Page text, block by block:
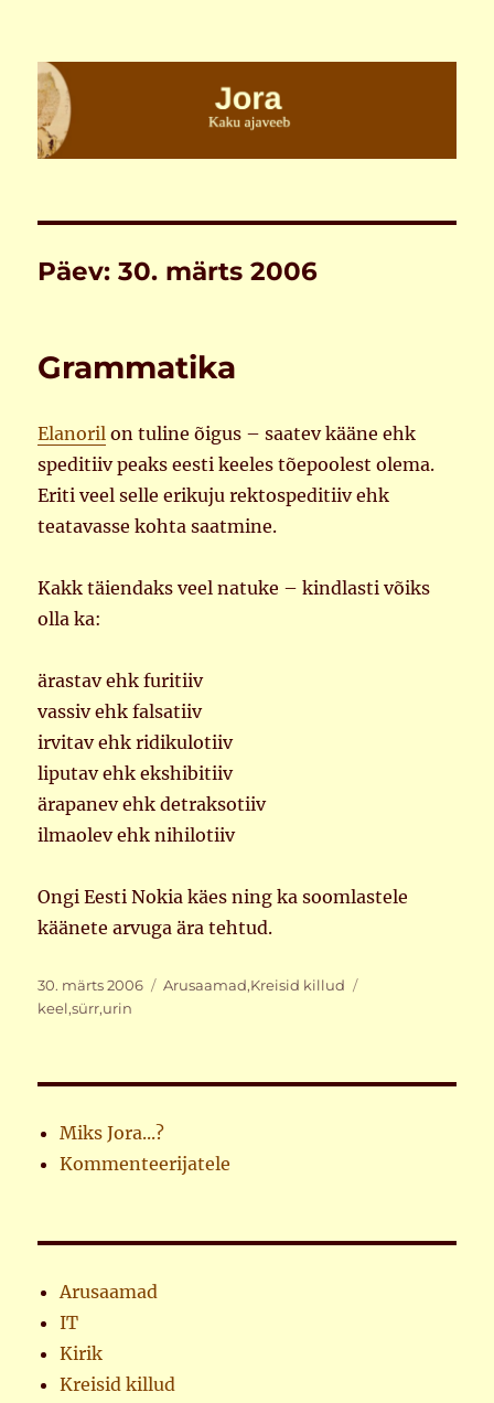
Jora
Päev:30. märts 2006
Grammatika
Elanoril on tuline õigus – saatev kääne ehk
speditiiv peaks eesti keeles tõepoolest olema.
Eriti veel selle erikuju rektospeditiiv ehk
teatavasse kohta saatmine.
Kakk täiendaks veel natuke – kindlasti võiks
olla ka:
ärastav ehk furitiiv
vassiv ehk falsatiiv
irvitav ehk ridikulotiiv
liputav ehk ekshibitiiv
ärapanev ehk detraksotiiv
ilmaolev ehk nihilotiiv
Ongi Eesti Nokia käes ning ka soomlastele
käänete arvuga ära tehtud.
Postitatud
30. märts 2006 Rubriigid
Arusaamad,Kreisid killud
keel,sürr,urin
Miks Jora...?
Kommenteerijatele
Arusaamad
IT
Kirik
Kreisid killud